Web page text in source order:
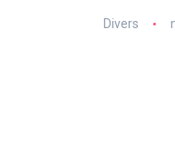
Divers